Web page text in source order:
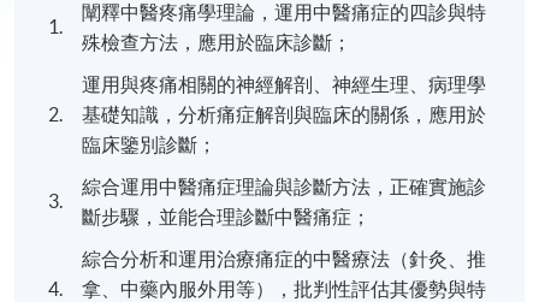
1.
闡釋中醫疼痛學理論，運用中醫痛症的四診與特
殊檢查方法，應用於臨床診斷；
2.
運用與疼痛相關的神經解剖、神經生理、病理學
基礎知識，分析痛症解剖與臨床的關係，應用於
臨床鑒別診斷；
3.
綜合運用中醫痛症理論與診斷方法，正確實施診
斷步驟，並能合理診斷中醫痛症；
4.
綜合分析和運用治療痛症的中醫療法（針灸、推
拿、中藥內服外用等），批判性評估其優勢與特